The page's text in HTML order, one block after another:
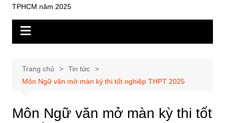
TPHCM năm 2025
Trang chủ
Tin tức
Môn Ngữ văn mở màn kỳ thi tốt nghiệp THPT 2025
Môn Ngữ văn mở màn kỳ thi tốt